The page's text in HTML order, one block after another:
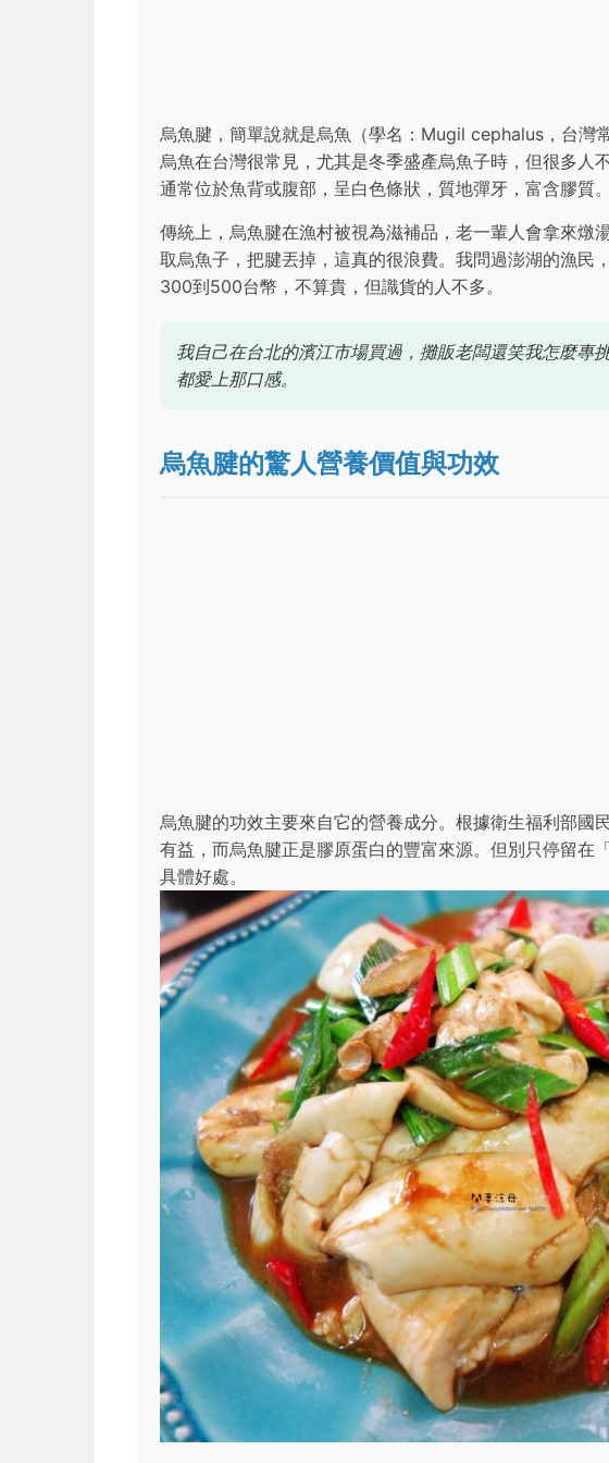
烏魚腱，簡單說就是烏魚（學名：Mugil cephalus，台灣
烏魚在台灣很常見，尤其是冬季盛產烏魚子時，但很多人
通常位於魚背或腹部，呈白色條狀，質地彈牙，富含膠質。
傳統上，烏魚腱在漁村被視為滋補品，老一輩人會拿來燉
取烏魚子，把腱丟掉，這真的很浪費。我問過澎湖的漁民
300到500台幣，不算貴，但識貨的人不多。
我自己在台北的濱江市場買過，攤販老闆還笑我怎麼專
都愛上那口感。
烏魚腱的驚人營養價值與功效
烏魚腱的功效主要來自它的營養成分。根據衛生福利部國
有益，而烏魚腱正是膠原蛋白的豐富來源。但別只停留在
具體好處。